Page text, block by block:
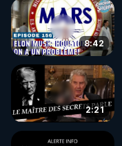
8:42
2:21